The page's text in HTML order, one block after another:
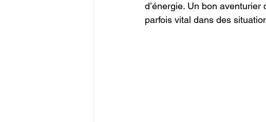
d’énergie. Un bon
parfois vital dans des